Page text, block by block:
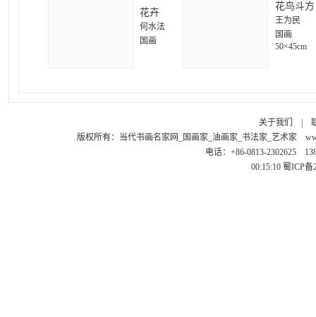
花卉
何水法
国画
花鸟斗方
王为民
国画
50×45cm
关于我们
版权所有： 当代书画名家网_国画家_油画家_书法家_艺术家
电话：+86-0813-2302625
00:15:10 蜀ICP备